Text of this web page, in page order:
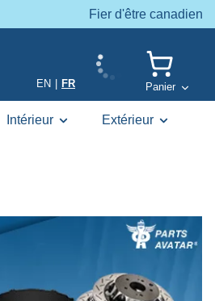
Fier d'être canadien
EN FR Panier
Intérieur Extérieur